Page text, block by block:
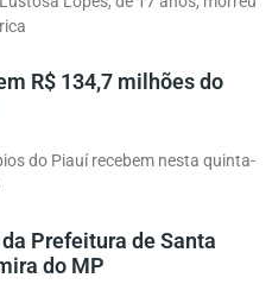
R$ 134,7 milhões do
do Piauí recebem nesta quinta-
Prefeitura de Santa
do MP